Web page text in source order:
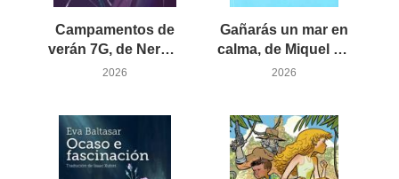
Campamentos de
verán 7G, de Nerea Loiola
2026
Gañarás un mar en
calma, de Miquel Martín i Serra
2026